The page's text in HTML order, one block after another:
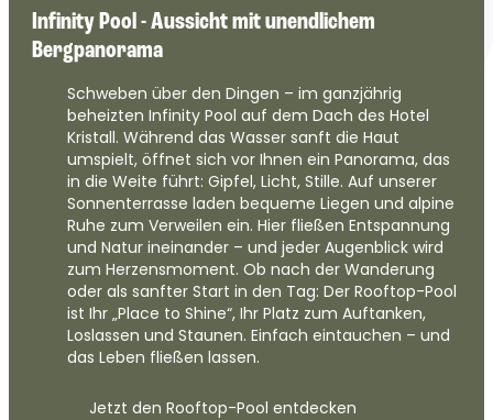
Infinity Pool - Aussicht mit unendlichem
Bergpanorama
Schweben über den Dingen – im ganzjährig
beheizten Infinity Pool auf dem Dach des Hotel
Kristall. Während das Wasser sanft die Haut
umspielt, öffnet sich vor Ihnen ein Panorama, das
in die Weite führt: Gipfel, Licht, Stille. Auf unserer
Sonnenterrasse laden bequeme Liegen und alpine
Ruhe zum Verweilen ein. Hier fließen Entspannung
und Natur ineinander – und jeder Augenblick wird
zum Herzensmoment. Ob nach der Wanderung
oder als sanfter Start in den Tag: Der Rooftop-Pool
ist Ihr „Place to Shine“, Ihr Platz zum Auftanken,
Loslassen und Staunen. Einfach eintauchen – und
das Leben fließen lassen.
Jetzt den Rooftop-Pool entdecken